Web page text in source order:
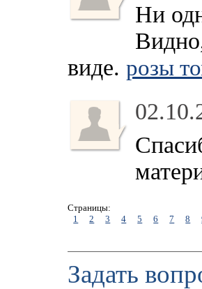
Ни
виде.розы
Страницы:
1
2 3 4 5 6 7 8
Задать